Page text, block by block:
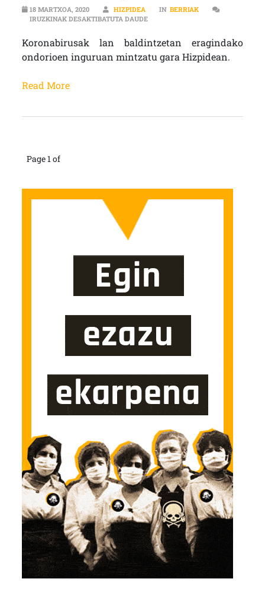
18 MARTXOA, 2020 HIZPIDEA IN BERRIAK
IRUZKINAK DESAKTIBATUTA DAUDEIGOR CHILLÓN (LAB):
Koronabirusak lan baldintzetan eragindako
ondorioen inguruan mintzatu gara Hizpidean.
Read More
Page 1 of